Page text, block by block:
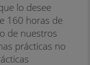
lo desee
160 horas de
de nuestros
prácticas no